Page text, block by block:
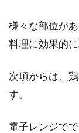
様々な部位が
料理に効果的
次項からは、
す。
電子レンジで